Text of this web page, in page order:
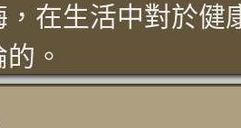
，在生活中對於健
。